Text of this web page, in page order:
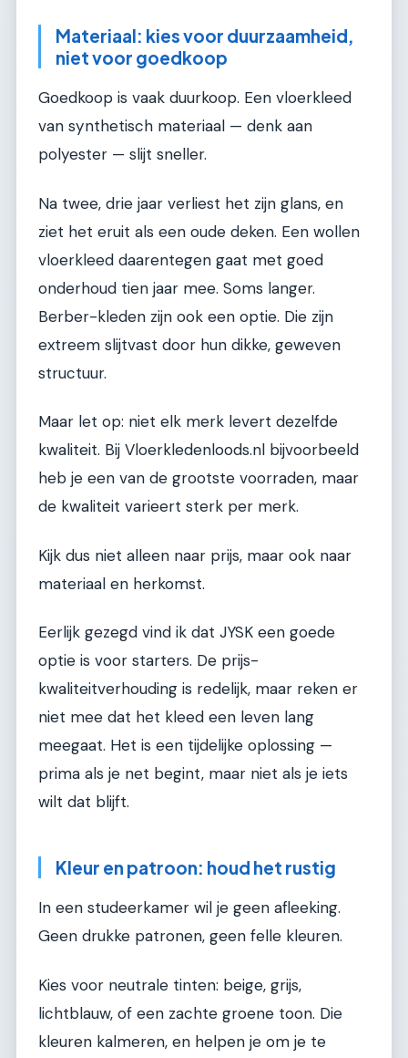
Materiaal: kies voor duurzaamheid,
niet voor goedkoop
Goedkoop is vaak duurkoop. Een vloerkleed
van synthetisch materiaal — denk aan
polyester — slijt sneller.
Na twee, drie jaar verliest het zijn glans, en
ziet het eruit als een oude deken. Een wollen
vloerkleed daarentegen gaat met goed
onderhoud tien jaar mee. Soms langer.
Berber-kleden zijn ook een optie. Die zijn
extreem slijtvast door hun dikke, geweven
structuur.
Maar let op: niet elk merk levert dezelfde
kwaliteit. Bij Vloerkledenloods.nl bijvoorbeeld
heb je een van de grootste voorraden, maar
de kwaliteit varieert sterk per merk.
Kijk dus niet alleen naar prijs, maar ook naar
materiaal en herkomst.
Eerlijk gezegd vind ik dat JYSK een goede
optie is voor starters. De prijs-
kwaliteitverhouding is redelijk, maar reken er
niet mee dat het kleed een leven lang
meegaat. Het is een tijdelijke oplossing —
prima als je net begint, maar niet als je iets
wilt dat blijft.
Kleur en patroon: houd het rustig
In een studeerkamer wil je geen afleeking.
Geen drukke patronen, geen felle kleuren.
Kies voor neutrale tinten: beige, grijs,
lichtblauw, of een zachte groene toon. Die
kleuren kalmeren, en helpen je om je te